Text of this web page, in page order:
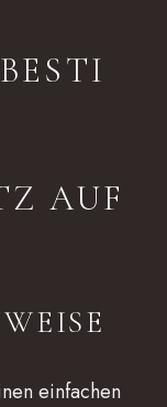
AUF
einfachen